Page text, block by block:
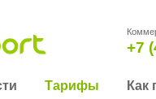
+7
Тарифы Как